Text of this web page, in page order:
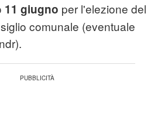
11 giugno per l'elezione del
comunale (eventuale